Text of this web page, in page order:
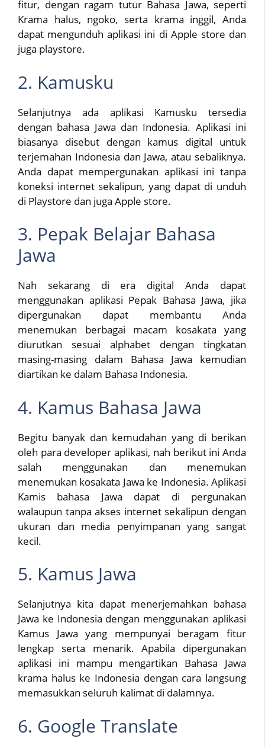
fitur, dengan ragam tutur Bahasa Jawa, seperti
Krama halus, ngoko, serta krama inggil, Anda
dapat mengunduh aplikasi ini di Apple store dan
juga playstore.
2. Kamusku
Selanjutnya ada aplikasi Kamusku tersedia
dengan bahasa Jawa dan Indonesia. Aplikasi ini
biasanya disebut dengan kamus digital untuk
terjemahan Indonesia dan Jawa, atau sebaliknya.
Anda dapat mempergunakan aplikasi ini tanpa
koneksi internet sekalipun, yang dapat di unduh
di Playstore dan juga Apple store.
3. Pepak Belajar Bahasa
Jawa
Nah sekarang di era digital Anda dapat
menggunakan aplikasi Pepak Bahasa Jawa, jika
dipergunakan dapat membantu Anda
menemukan berbagai macam kosakata yang
diurutkan sesuai alphabet dengan tingkatan
masing-masing dalam Bahasa Jawa kemudian
diartikan ke dalam Bahasa Indonesia.
4. Kamus Bahasa Jawa
Begitu banyak dan kemudahan yang di berikan
oleh para developer aplikasi, nah berikut ini Anda
salah menggunakan dan menemukan
menemukan kosakata Jawa ke Indonesia. Aplikasi
Kamis bahasa Jawa dapat di pergunakan
walaupun tanpa akses internet sekalipun dengan
ukuran dan media penyimpanan yang sangat
kecil.
5. Kamus Jawa
Selanjutnya kita dapat menerjemahkan bahasa
Jawa ke Indonesia dengan menggunakan aplikasi
Kamus Jawa yang mempunyai beragam fitur
lengkap serta menarik. Apabila dipergunakan
aplikasi ini mampu mengartikan Bahasa Jawa
krama halus ke Indonesia dengan cara langsung
memasukkan seluruh kalimat di dalamnya.
6. Google Translate